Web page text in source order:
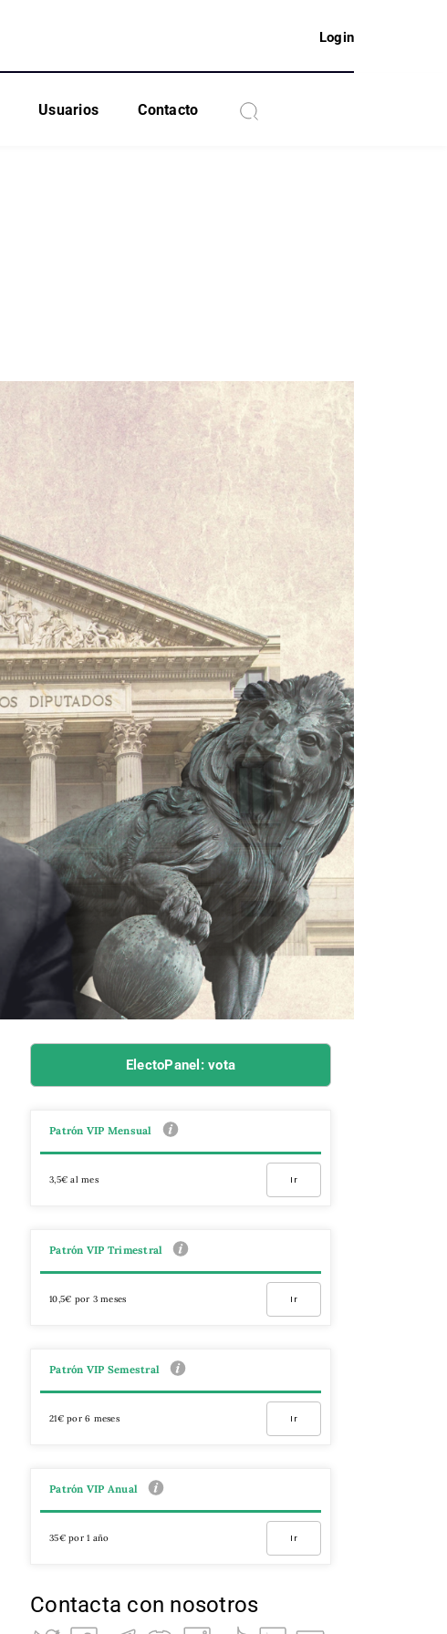
Login
Usuarios Contacto
ElectoPanel: vota
Patrón VIP Mensual
3,5€ al mes Ir
Patrón VIP Trimestral
10,5€ por 3 meses Ir
Patrón VIP Semestral
21€ por 6 meses Ir
Patrón VIP Anual
35€ por 1 año Ir
Contacta con nosotros